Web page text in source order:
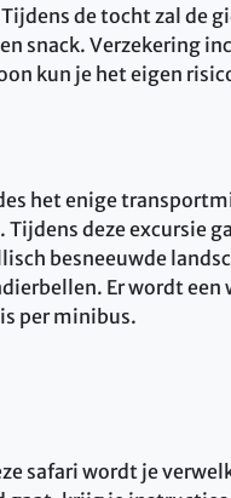
de tocht zal de
snack. Verzekering
kun je het eigen
het enige
Tijdens deze excursie
besneeuwde
Er wordt
per minibus.
safari wordt je